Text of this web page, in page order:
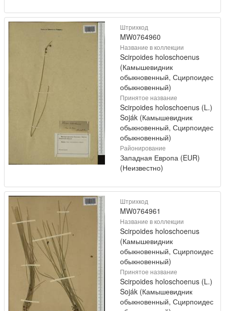
Штрихкод
MW0764960
Название в коллекции
Scirpoides holoschoenus
(Камышевидник
обыкновенный, Сцирпоидес
обыкновенный)
Принятое название
Scirpoides holoschoenus (L.)
Soják (Камышевидник
обыкновенный, Сцирпоидес
обыкновенный)
Районирование
Западная Европа (EUR)
(Неизвестно)
Штрихкод
MW0764961
Название в коллекции
Scirpoides holoschoenus
(Камышевидник
обыкновенный, Сцирпоидес
обыкновенный)
Принятое название
Scirpoides holoschoenus (L.)
Soják (Камышевидник
обыкновенный, Сцирпоидес